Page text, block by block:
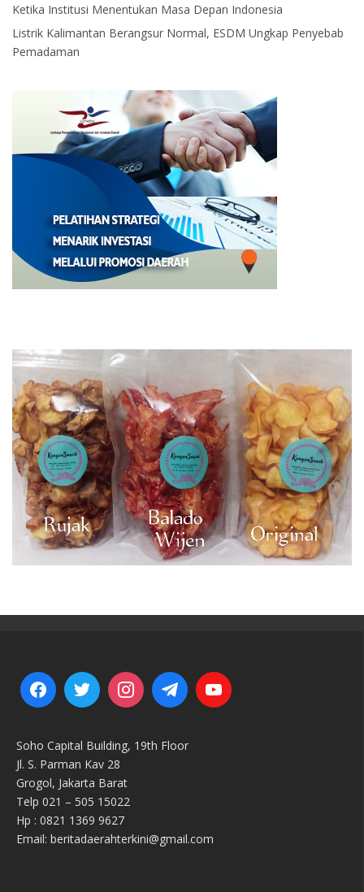
Ketika Institusi Menentukan Masa Depan Indonesia
Listrik Kalimantan Berangsur Normal, ESDM Ungkap Penyebab
Pemadaman
Soho Capital Building, 19th Floor
Jl. S. Parman Kav 28
Grogol, Jakarta Barat
Telp 021 – 505 15022
Hp : 0821 1369 9627
Email: beritadaerahterkini@gmail.com